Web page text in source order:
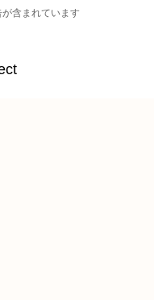
含まれています